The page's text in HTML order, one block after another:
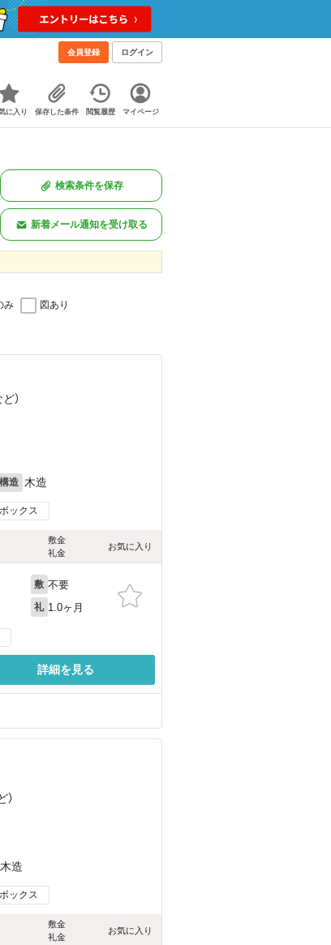
会員登録 ログイン
に入り 保存した条件 閲覧履歴 マイページ
検索条件を保存
新着メール通知を受け取る
み 図あり
ど）
造 木造
ックス
敷金
礼金
お気に入り
敷 不要
礼 1.0ヶ月
詳細を見る
）
木造
ックス
敷金
礼金
お気に入り